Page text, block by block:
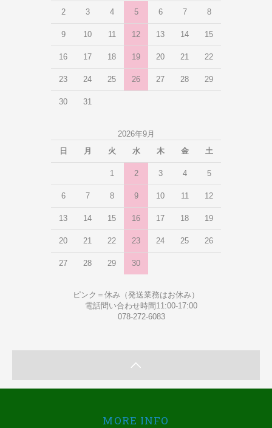
2 3 4 5 6 7 8
9 10 11 12 13 14 15
16 17 18 19 20 21 22
23 24 25 26 27 28 29
30 31
2026年9月
日
月 火 水 木 金 土
1 2 3 4 5
6 7 8 9 10 11 12
13 14 15 16 17 18 19
20 21 22 23 24 25 26
27 28 29 30
ピンク＝休み（発送業務はお休み）
電話問い合わせ時間11:00-17:00
078-272-6083
MORE INFO